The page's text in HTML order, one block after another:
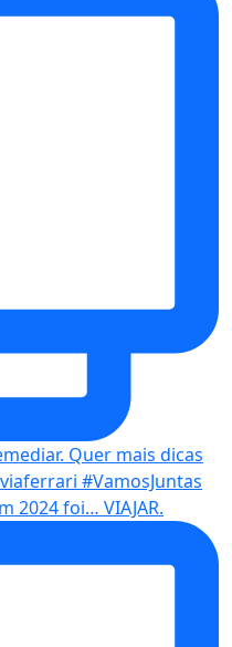
2024 foi… VIAJAR.